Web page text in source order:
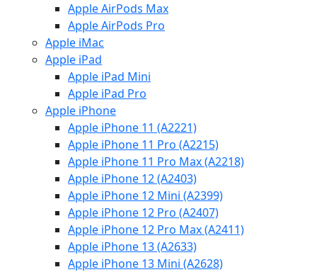
Apple AirPods Max
Apple AirPods Pro
Apple iMac
Apple iPad
Apple iPad Mini
Apple iPad Pro
Apple iPhone
Apple iPhone 11 (A2221)
Apple iPhone 11 Pro (A2215)
Apple iPhone 11 Pro Max (A2218)
Apple iPhone 12 (A2403)
Apple iPhone 12 Mini (A2399)
Apple iPhone 12 Pro (A2407)
Apple iPhone 12 Pro Max (A2411)
Apple iPhone 13 (A2633)
Apple iPhone 13 Mini (A2628)